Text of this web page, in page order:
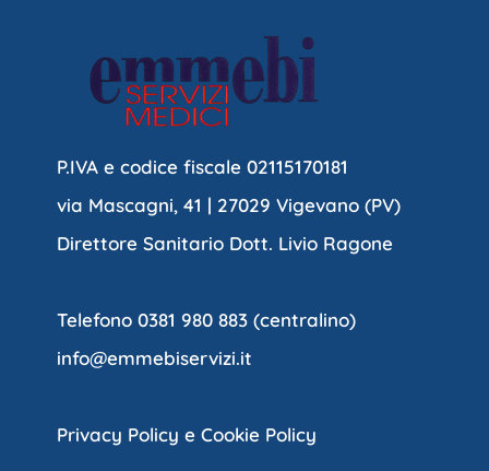
P.IVA e codice fiscale 02115170181
via Mascagni, 41 | 27029 Vigevano (PV)
Direttore Sanitario Dott. Livio Ragone
Telefono 0381 980 883 (centralino)
info@emmebiservizi.it
Privacy Policy e Cookie Policy